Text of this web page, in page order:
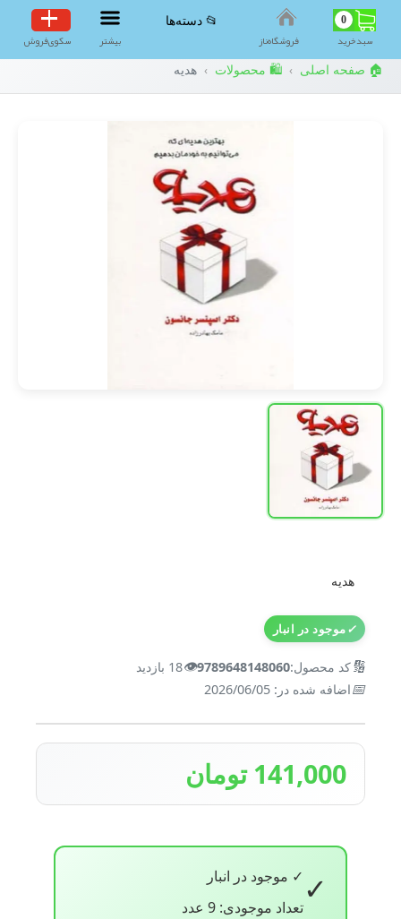
0
سبد‌خرید فروشگاه‌ناز
📂 دسته‌ها
بیشتر سکوی‌فروش
🏠 صفحه اصلی › 🛍️ محصولات › هدیه
هدیه
✓موجود در انبار
🔢کد محصول:9789648148060
👁️18 بازدید
📅اضافه شده در: 2026/06/05
141,000 تومان
✓ ✓ موجود در انبار
تعداد موجودی: 9 عدد